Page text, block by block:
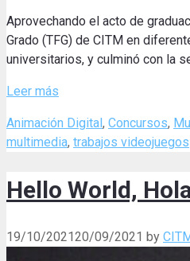
Aprovechando el acto de
Grado (TFG) de CITM en
universitarios, y culminó con la
Leer más
Categories
Animación Digital, Concursos,
multimedia, trabajos videojuegos
Hello World,
19/10/202120/09/2021 by